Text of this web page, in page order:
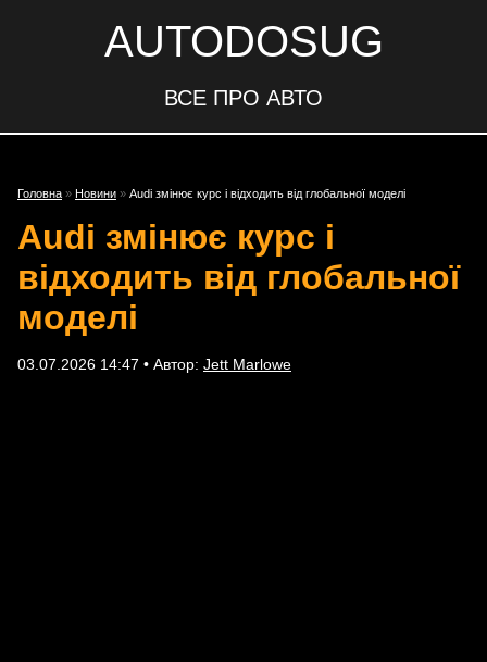
AUTODOSUG
ВСЕ ПРО АВТО
Головна » Новини » Audi змінює курс і відходить від глобальної моделі
Audi змінює курс і
відходить від глобальної
моделі
03.07.2026 14:47 • Автор: Jett Marlowe